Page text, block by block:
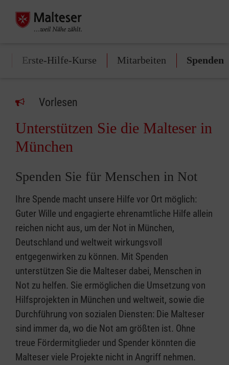
Erste-Hilfe-Kurse Mitarbeiten Spenden
Vorlesen
Unterstützen Sie die Malteser in
München
Spenden Sie für Menschen in Not
Ihre Spende macht unsere Hilfe vor Ort möglich:
Guter Wille und engagierte ehrenamtliche Hilfe allein
reichen nicht aus, um der Not in München,
Deutschland und weltweit wirkungsvoll
entgegenwirken zu können. Mit Spenden
unterstützen Sie die Malteser dabei, Menschen in
Not zu helfen. Sie ermöglichen die Umsetzung von
Hilfsprojekten in München und weltweit, sowie die
Durchführung von sozialen Diensten: Die Malteser
sind immer da, wo die Not am größten ist. Ohne
treue Fördermitglieder und Spender könnten die
Malteser viele Projekte nicht in Angriff nehmen.